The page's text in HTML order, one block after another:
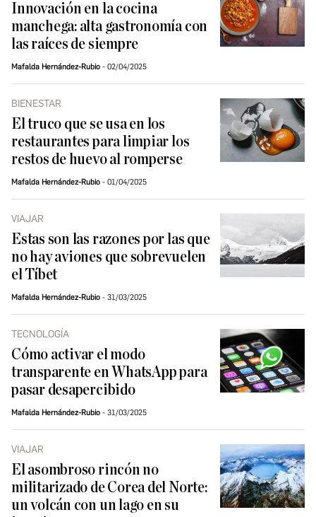
Innovación en la cocina
manchega: alta gastronomía con
las raíces de siempre
Mafalda Hernández-Rubio 02/04/2025
BIENESTAR
El truco que se usa en los
restaurantes para limpiar los
restos de huevo al romperse
Mafalda Hernández-Rubio 01/04/2025
VIAJAR
Estas son las razones por las que
no hay aviones que sobrevuelen
el Tíbet
Mafalda Hernández-Rubio 31/03/2025
TECNOLOGÍA
Cómo activar el modo
transparente en WhatsApp para
pasar desapercibido
Mafalda Hernández-Rubio 31/03/2025
VIAJAR
El asombroso rincón no
militarizado de Corea del Norte:
un volcán con un lago en su